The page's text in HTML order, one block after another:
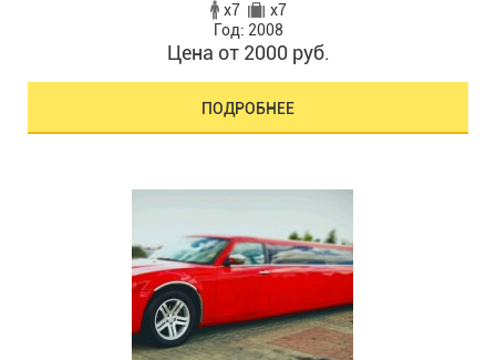
x7
x7
Год: 2008
Цена от 2000 руб.
ПОДРОБНЕЕ